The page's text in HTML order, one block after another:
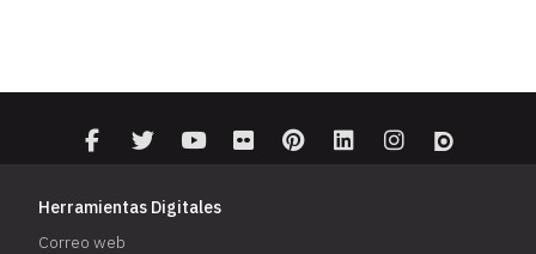
Herramientas Digitales
Correo web